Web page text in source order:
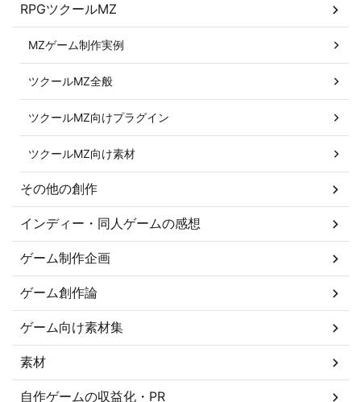
RPGツクールMZ
MZゲーム制作実例
ツクールMZ全般
ツクールMZ向けプラグイン
ツクールMZ向け素材
その他の創作
インディー・同人ゲームの感想
ゲーム制作企画
ゲーム創作論
ゲーム向け素材集
素材
自作ゲームの収益化・PR